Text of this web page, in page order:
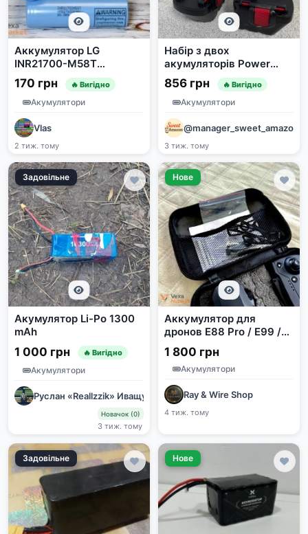
Аккумулятор LG
INR21700-M58T
5800mAh
170 грн 🔥 Вигідно
Акумулятори
Vlas
2 тиж. тому
Набір з двох
акумуляторів Power
Tool Battery Ni-MH 12V
3600mAh 43.2Wh
856 грн 🔥 Вигідно
Акумулятори
@manager_sweet_amazon
3 тиж. тому
Задовільне
Акумулятор Li-Po 1300
mAh
1 000 грн 🔥 Вигідно
Акумулятори
Руслан «Reallzzik» Иващук
Новачок (0)
3 тиж. тому
Нове
Аккумулятор для
дронов E88 Pro / E99 /
E88 3.7V 1800 mAh
1 800 грн
Акумулятори
Ray & Wire Shop
4 тиж. тому
Задовільне Нове